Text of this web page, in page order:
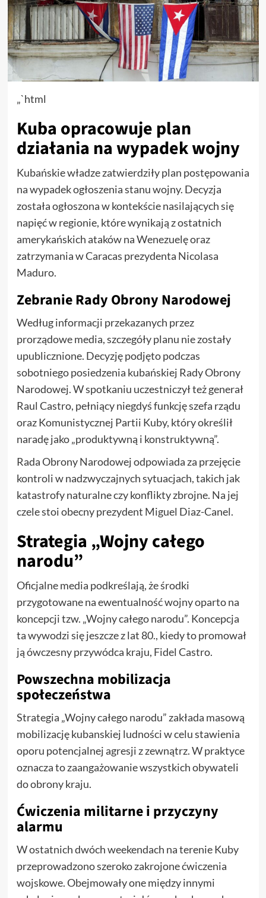
„`html
Kuba opracowuje plan
działania na wypadek wojny
Kubańskie władze zatwierdziły plan postępowania
na wypadek ogłoszenia stanu wojny. Decyzja
została ogłoszona w kontekście nasilających się
napięć w regionie, które wynikają z ostatnich
amerykańskich ataków na Wenezuelę oraz
zatrzymania w Caracas prezydenta Nicolasa
Maduro.
Zebranie Rady Obrony Narodowej
Według informacji przekazanych przez
prorządowe media, szczegóły planu nie zostały
upublicznione. Decyzję podjęto podczas
sobotniego posiedzenia kubańskiej Rady Obrony
Narodowej. W spotkaniu uczestniczył też generał
Raul Castro, pełniący niegdyś funkcję szefa rządu
oraz Komunistycznej Partii Kuby, który określił
naradę jako „produktywną i konstruktywną”.
Rada Obrony Narodowej odpowiada za przejęcie
kontroli w nadzwyczajnych sytuacjach, takich jak
katastrofy naturalne czy konflikty zbrojne. Na jej
czele stoi obecny prezydent Miguel Diaz-Canel.
Strategia „Wojny całego
narodu”
Oficjalne media podkreślają, że środki
przygotowane na ewentualność wojny oparto na
koncepcji tzw. „Wojny całego narodu”. Koncepcja
ta wywodzi się jeszcze z lat 80., kiedy to promował
ją ówczesny przywódca kraju, Fidel Castro.
Powszechna mobilizacja
społeczeństwa
Strategia „Wojny całego narodu” zakłada masową
mobilizację kubanskiej ludności w celu stawienia
oporu potencjalnej agresji z zewnątrz. W praktyce
oznacza to zaangażowanie wszystkich obywateli
do obrony kraju.
Ćwiczenia militarne i przyczyny
alarmu
W ostatnich dwóch weekendach na terenie Kuby
przeprowadzono szeroko zakrojone ćwiczenia
wojskowe. Obejmowały one między innymi